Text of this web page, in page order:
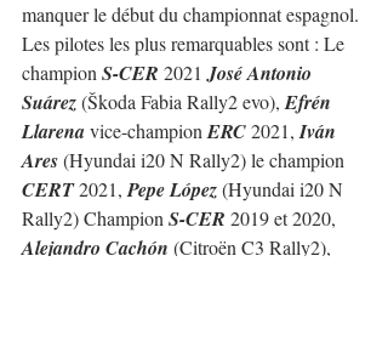
manquer le début du championnat espagnol.
Les pilotes les plus remarquables sont : Le
champion S-CER 2021 José Antonio
Suárez (Škoda Fabia Rally2 evo), Efrén
Llarena vice-champion ERC 2021, Iván
Ares (Hyundai i20 N Rally2) le champion
CERT 2021, Pepe López (Hyundai i20 N
Rally2) Champion S-CER 2019 et 2020,
Alejandro Cachón (Citroën C3 Rally2),